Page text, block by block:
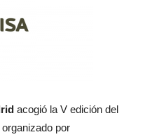
acogió la V edición del
organizado por